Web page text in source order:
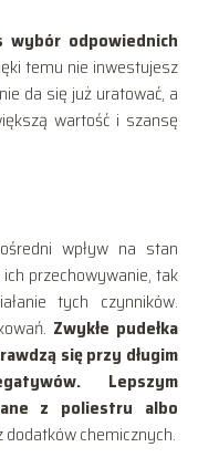
wybór odpowiednich
temu nie inwestujesz
da się już uratować, a
wartość i szansę
wpływ na stan
przechowywanie, tak
tych czynników.
Zwykłe pudełka
się przy długim
Lepszym
z poliestru albo
chemicznych.